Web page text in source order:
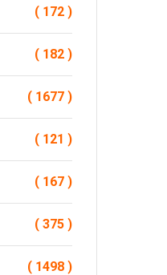
( 172 )
( 182 )
( 1677 )
( 121 )
( 167 )
( 375 )
( 1498 )